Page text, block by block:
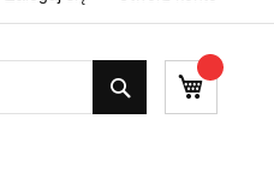
Mój
Szukaj